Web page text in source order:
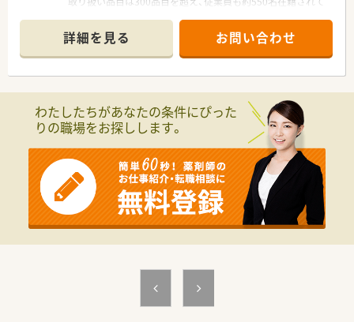
■石川県が本社で、工場や研究所に関しても石川県内にあり、入
社されると県外への転勤がございません。
Iターン・Uターンで中途でご就職される方も多くおられます。
■ワークライフバランスを整えることに力を入れている企業様
男性の育児休業の取得率が24％あり、家庭と仕事の両立を会
社が率先して応援しております。
その成果もあり、2017年にはワークライフバランス企業「優良
■地域に根差した会社を目指しており、金沢マラソン等の地域行
事に積極的に参加しており、
県のスポーツチームのスポンサーも務めるなど、石川県を愛し、
石川県に根差した企業です。
■入社3年以内社員の離職率、7.3％ （※2017～2019年）石川県で
安定して働きたい方にぴったりな会社です。
詳細を見る お問い合わせ
わたしたちがあなたの条件にぴった
りの職場をお探しします。